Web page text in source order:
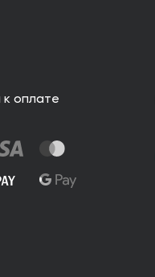
оплате